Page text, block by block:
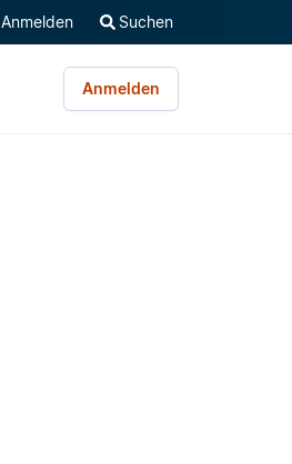
Anmelden Suchen
Anmelden